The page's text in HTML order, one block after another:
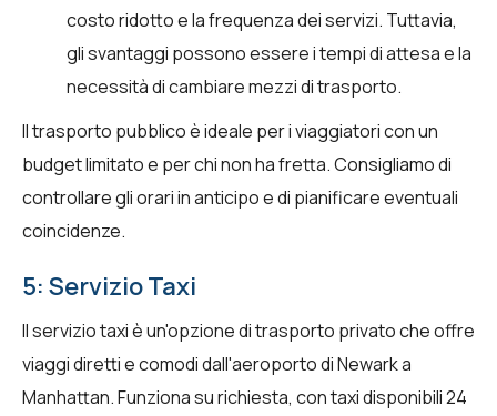
costo ridotto e la frequenza dei servizi. Tuttavia,
gli svantaggi possono essere i tempi di attesa e la
necessità di cambiare mezzi di trasporto.
Il trasporto pubblico è ideale per i viaggiatori con un
budget limitato e per chi non ha fretta. Consigliamo di
controllare gli orari in anticipo e di pianificare eventuali
coincidenze.
5: Servizio Taxi
Il servizio taxi è un'opzione di trasporto privato che offre
viaggi diretti e comodi dall'aeroporto di Newark a
Manhattan. Funziona su richiesta, con taxi disponibili 24